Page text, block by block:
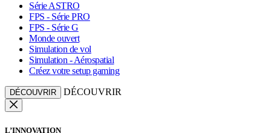
Série ASTRO
FPS - Série PRO
FPS - Série G
Monde ouvert
Simulation de vol
Simulation - Aérospatial
Créez votre setup gaming
DÉCOUVRIR DÉCOUVRIR
L’INNOVATION